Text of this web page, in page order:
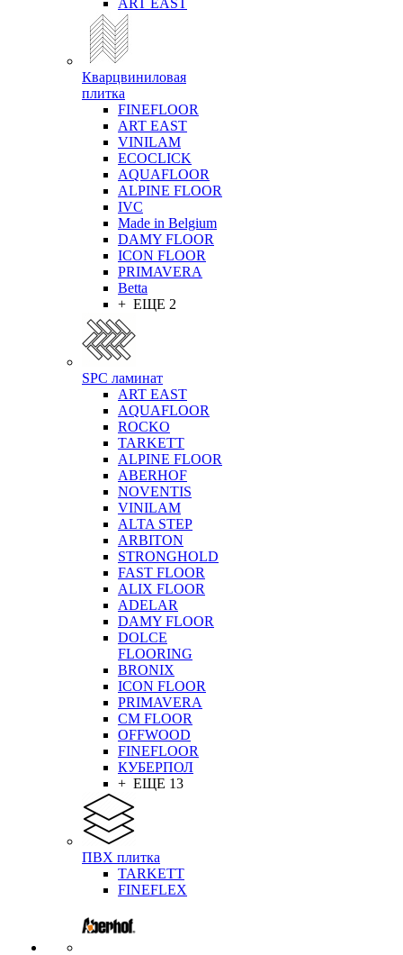
ART EAST
Кварцвиниловая
плитка
FINEFLOOR
ART EAST
VINILAM
ECOCLICK
AQUAFLOOR
ALPINE FLOOR
IVC
Made in Belgium
DAMY FLOOR
ICON FLOOR
PRIMAVERA
Betta
+ ЕЩЕ 2
SPC ламинат
ART EAST
AQUAFLOOR
ROCKO
TARKETT
ALPINE FLOOR
ABERHOF
NOVENTIS
VINILAM
ALTA STEP
ARBITON
STRONGHOLD
FAST FLOOR
ALIX FLOOR
ADELAR
DAMY FLOOR
DOLCE
FLOORING
BRONIX
ICON FLOOR
PRIMAVERA
CM FLOOR
OFFWOOD
FINEFLOOR
КУБЕРПОЛ
+ ЕЩЕ 13
ПВХ плитка
TARKETT
FINEFLEX